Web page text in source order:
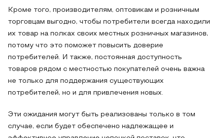
Кроме того, производителям, оптовикам и розничным
торговцам выгодно, чтобы потребители всегда находили
их товар на полках своих местных розничных магазинов,
потому что это поможет повысить доверие
потребителей. И также, постоянная доступность
товаров рядом с местностью покупателей очень важна
не только для поддержания существующих
потребителей, но и для привлечения новых.
Эти ожидания могут быть реализованы только в том
случае, если будет обеспечено надлежащее и